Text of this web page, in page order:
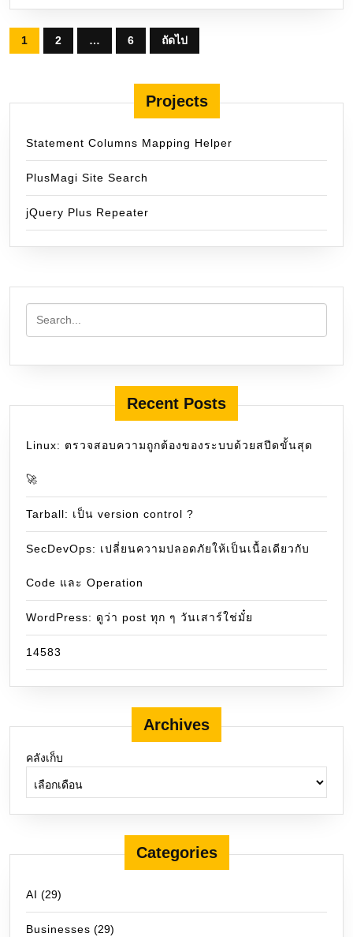
Posts
pagination
1 2 … 6 ถัดไป
Projects
Statement Columns Mapping Helper
PlusMagi Site Search
jQuery Plus Repeater
Recent Posts
Linux: ตรวจสอบความถูกต้องของระบบด้วยสปีดขั้นสุด
🚀
Tarball: เป็น version control ?
SecDevOps: เปลี่ยนความปลอดภัยให้เป็นเนื้อเดียวกับ
Code และ Operation
WordPress: ดูว่า post ทุก ๆ วันเสาร์ใช่มั๋ย
14583
Archives
คลังเก็บ
Categories
AI (29)
Businesses (29)